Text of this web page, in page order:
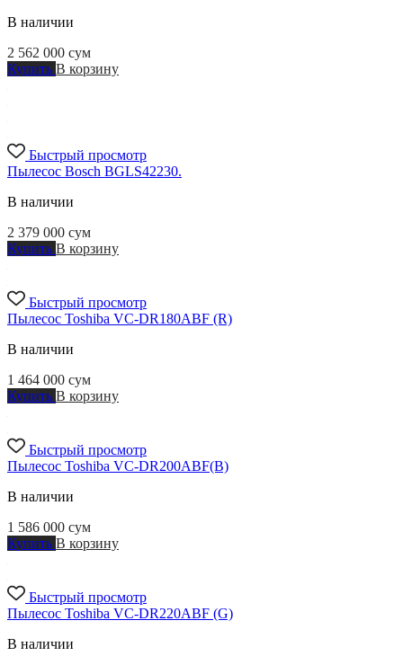
В наличии
2 562 000 сум
Купить В корзину
Быстрый просмотр
Пылесос Bosch BGLS42230.
В наличии
2 379 000 сум
Купить В корзину
Быстрый просмотр
Пылесос Toshiba VC-DR180ABF (R)
В наличии
1 464 000 сум
Купить В корзину
Быстрый просмотр
Пылесос Toshiba VC-DR200ABF(B)
В наличии
1 586 000 сум
Купить В корзину
Быстрый просмотр
Пылесос Toshiba VC-DR220ABF (G)
В наличии